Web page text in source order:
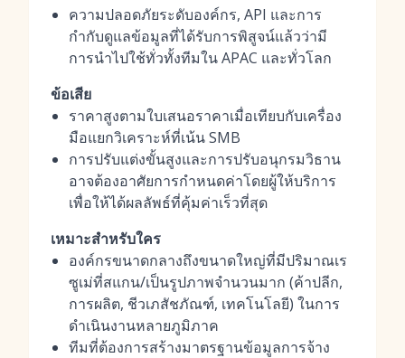
ความปลอดภัยระดับองค์กร, API และการ
กำกับดูแลข้อมูลที่ได้รับการพิสูจน์แล้วว่ามี
การนำไปใช้ทั่วทั้งทีมใน APAC และทั่วโลก
ข้อเสีย
ราคาสูงตามใบเสนอราคาเมื่อเทียบกับเครื่อง
มือแยกวิเคราะห์ที่เน้น SMB
การปรับแต่งขั้นสูงและการปรับอนุกรมวิธาน
อาจต้องอาศัยการกำหนดค่าโดยผู้ให้บริการ
เพื่อให้ได้ผลลัพธ์ที่คุ้มค่าเร็วที่สุด
เหมาะสำหรับใคร
องค์กรขนาดกลางถึงขนาดใหญ่ที่มีปริมาณเร
ซูเม่ที่สแกน/เป็นรูปภาพจำนวนมาก (ค้าปลีก,
การผลิต, ชีวเภสัชภัณฑ์, เทคโนโลยี) ในการ
ดำเนินงานหลายภูมิภาค
ทีมที่ต้องการสร้างมาตรฐานข้อมูลการจ้าง